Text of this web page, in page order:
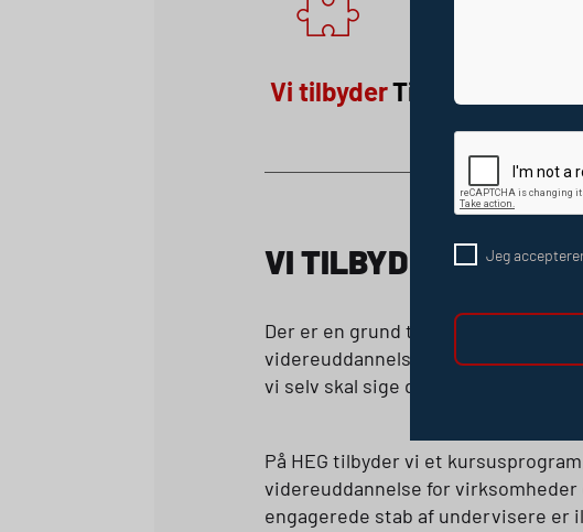
Vi tilbyderTilmelding &
VI TILBYDER
Der er en grund til, at kursister fra
videreuddannelse. Vi har alt under
vi selv skal sige det.
På HEG tilbyder vi et
videreuddannelse for
engagerede stab af undervisere er
Jeg